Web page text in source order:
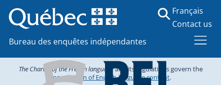
Bureau des enquêtes indépendantes
Français
Contact us
The Charter of the French languageand its regulations govern the
consultation of English-language content.